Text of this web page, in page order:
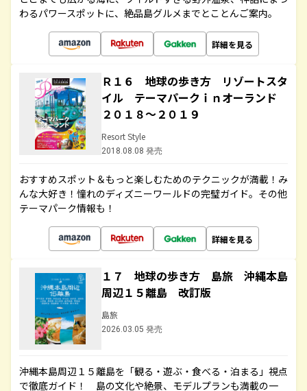
わるパワースポットに、絶品島グルメまでとことんご案内。
詳細を見る
Ｒ１６ 地球の歩き方 リゾートスタ
イル テーマパークｉｎオーランド
２０１８～２０１９
Resort Style
2018.08.08 発売
おすすめスポット＆もっと楽しむためのテクニックが満載！み
んな大好き！憧れのディズニーワールドの完璧ガイド。その他
テーマパーク情報も！
詳細を見る
１７ 地球の歩き方 島旅 沖縄本島
周辺１５離島 改訂版
島旅
2026.03.05 発売
沖縄本島周辺１５離島を「観る・遊ぶ・食べる・泊まる」視点
で徹底ガイド！ 島の文化や絶景、モデルプランも満載の一